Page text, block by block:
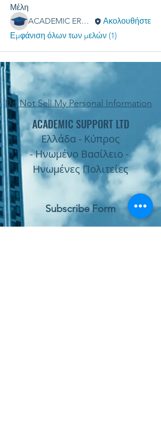
Μέλη
ACADEMIC ERGASIES
Ακολουθήστε
Εμφάνιση όλων των μελών (1)
Do Not Sell My Personal Information
ACADEMIC SUPPORT LTD
Ελλάδα - Κύπρος
- Ηνωμένο Βασίλειο -
Ηνωμένες Πολιτείες
Subscribe Form